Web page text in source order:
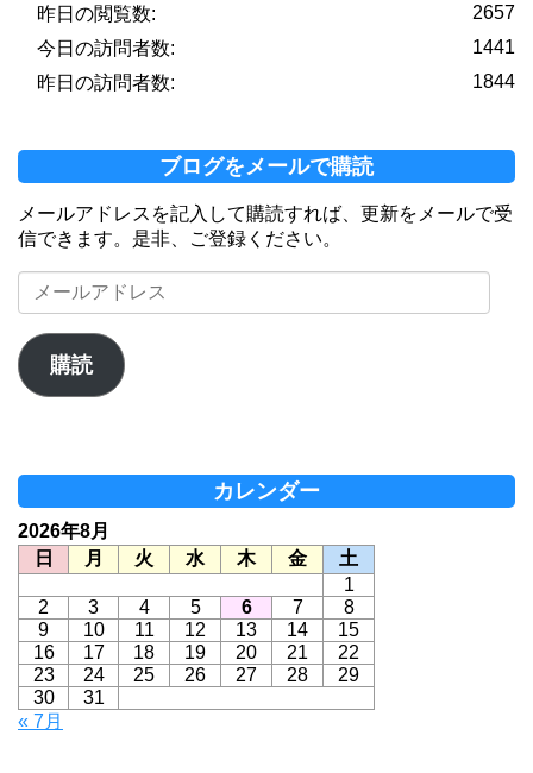
2657
昨日の閲覧数:
1441
今日の訪問者数:
1844
昨日の訪問者数:
ブログをメールで購読
メールアドレスを記入して購読すれば、更新をメールで受
信できます。是非、ご登録ください。
メ
ー
ア
ド
購読
カレンダー
2026年8月
日
月 火 水 木 金
土
1
2
3 4 5 6 7
8
9
10 11 12 13 14
15
16
17 18 19 20 21
22
23
24 25 26 27 28
29
30
31
« 7月